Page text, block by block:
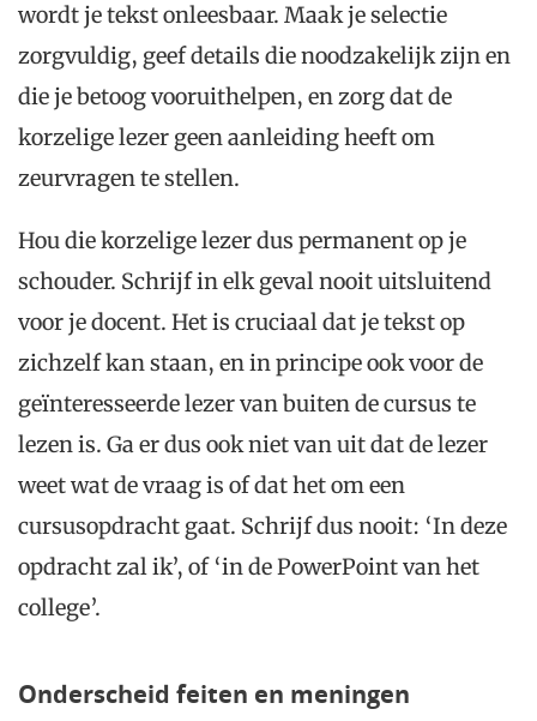
wordt je tekst onleesbaar. Maak je selectie
zorgvuldig, geef details die noodzakelijk zijn en
die je betoog vooruithelpen, en zorg dat de
korzelige lezer geen aanleiding heeft om
zeurvragen te stellen.
Hou die korzelige lezer dus permanent op je
schouder. Schrijf in elk geval nooit uitsluitend
voor je docent. Het is cruciaal dat je tekst op
zichzelf kan staan, en in principe ook voor de
geïnteresseerde lezer van buiten de cursus te
lezen is. Ga er dus ook niet van uit dat de lezer
weet wat de vraag is of dat het om een
cursusopdracht gaat. Schrijf dus nooit: ‘In deze
opdracht zal ik’, of ‘in de PowerPoint van het
college’.
Onderscheid feiten en meningen